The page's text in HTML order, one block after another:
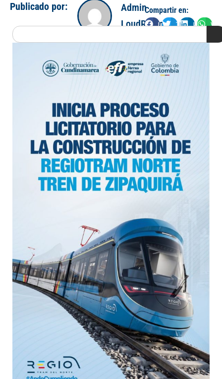
Publicado por:
Admin
LoudRoom
Compartir en:
FacebookTwitterLinkedIn
Search